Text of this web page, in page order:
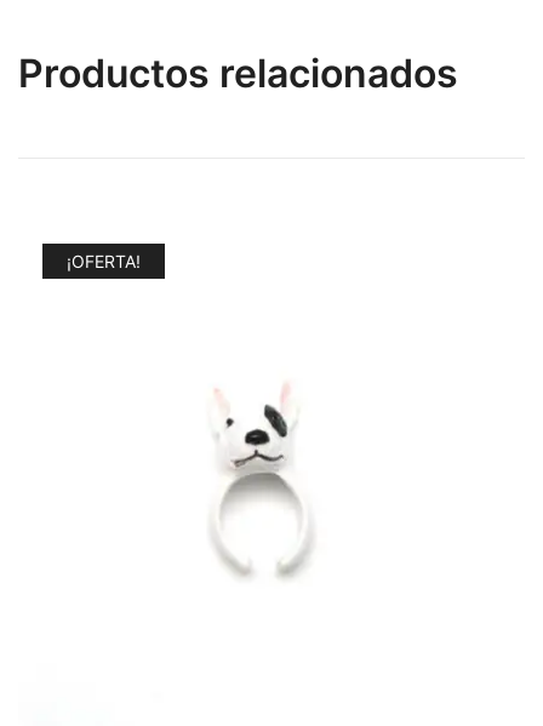
Productos relacionados
¡OFERTA!